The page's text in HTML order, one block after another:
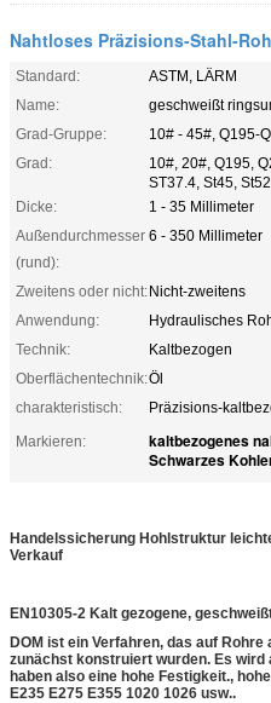
Nahtloses Präzisions-Stahl-
Standard:
ASTM, LÄRM
Name:
geschweißt
Grad-Gruppe:
10# - 45#, Q195-
Grad:
10#, 20#, Q195,
ST37.4, St45,
Dicke:
1 - 35 Millimeter
Außendurchmesser
(rund):
6 - 350 Millimeter
Zweitens oder nicht:Nicht-zweitens
Anwendung:
Hydraulisches
Technik:
Kaltbezogen
Oberflächentechnik:Öl
charakteristisch:
Präzisions-
Markieren:
kaltbezogenes
Schwarzes
Handelssicherung Hohlstruktur
Verkauf
EN10305-2 Kalt gezogene,
DOM ist ein Verfahren, das auf
zunächst konstruiert wurden. Es wird
haben also eine hohe Festigkeit.,
E235 E275 E355 1020 1026 usw..